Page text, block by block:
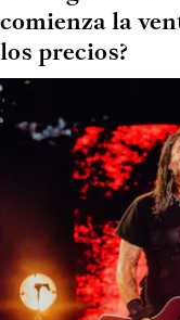
comienza la
los precios?